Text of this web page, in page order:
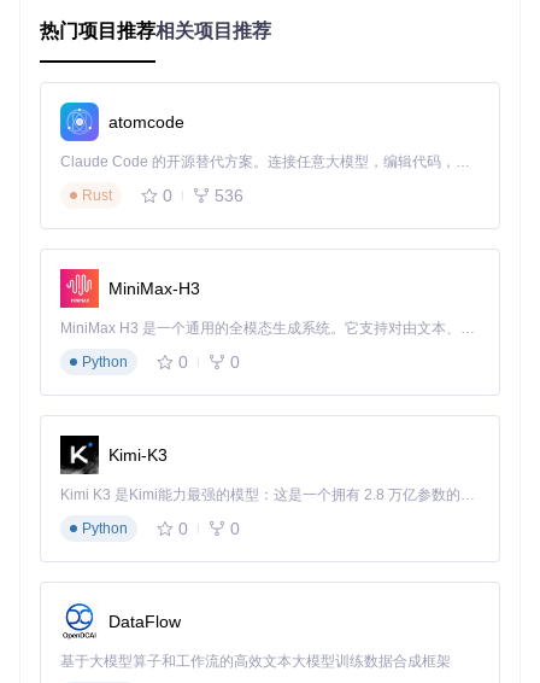
核心功能：Stream Load的强大能力
多格式支持
Stream Load支持多种数据格式，包括CSV、JSON等。用户
可以根据实际需求选择合适的数据格式进行导入。
实时性保障
Stream Load采用同步提交机制，数据一旦导入成功即可立即
Stream Load提供了丰富的参数配置，用户可以根据数据特点
和业务需求进行灵活调整，如设置列分隔符、行分隔符、最大
Stream Load能够支持高并发的数据导入请求，通过合理的配
置，可以充分利用集群资源，提高数据导入的吞吐量。
实践指南：从零开始使用Stream Load
环境准备
在使用Stream Load之前，需要确保StarRocks集群已经正常
部署和运行。同时，需要创建目标表来接收导入的数据。以下
是创建目标表的示例SQL：
热门项目推荐相关项目推荐
atomcode
Claude Code 的开源替代方案。连接任意大模型，编辑代码，运行命令，自动验证 — 全自动执行。用 Rust 构建，极致性能。 ｜ An open-source alternative to Claude Code. Connect any LLM, edit code, run commands, and verify changes — autonomously. Built in Rust for speed. Get Started
Rust
0 536
MiniMax-H3
MiniMax H3 是一个通用的全模态生成系统。它支持对由文本、图像、视频和音频组成的多模态上下文进行统一理解，并能生成分辨率高达 2K、时长可达 15 秒的带原生立体声音频的视频。得益于面向任务泛化的系统设计，H3 在预训练阶段就已具备广泛的多模态上下文理解与生成能力，能够出色地执行复杂的多模态指令。
Python
0 0
Kimi-K3
Kimi K3 是Kimi能力最强的模型：这是一个拥有 2.8 万亿参数的混合专家（MoE）模型，具备原生视觉理解能力，并支持 100 万 token 的上下文窗口。
Python
0 0
DataFlow
基于大模型算子和工作流的高效文本大模型训练数据合成框架